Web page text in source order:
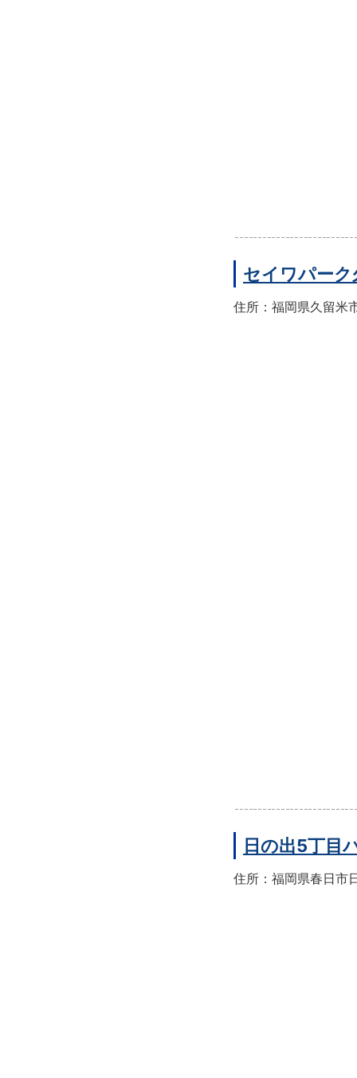
セイワパーク
住所：福岡県久留米
日の出5丁目
住所：福岡県春日市